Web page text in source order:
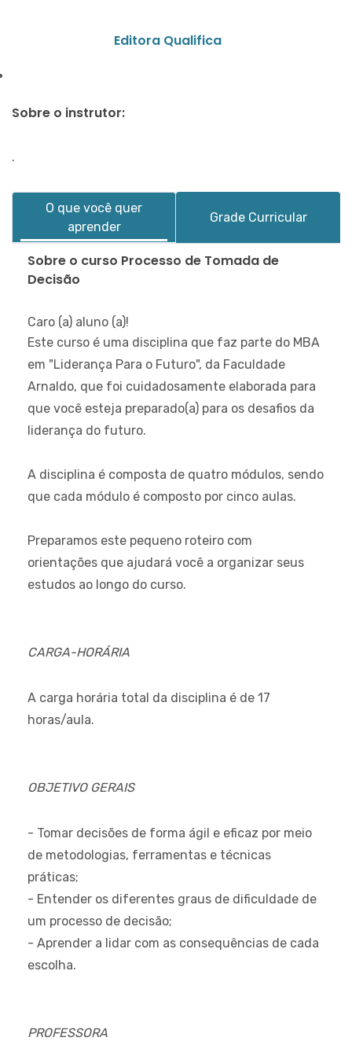
Editora Qualifica
Sobre o instrutor:
.
O que você quer
aprender
Grade Curricular
Sobre o curso Processo de Tomada de
Decisão
Caro (a) aluno (a)!
Este curso é uma disciplina que faz parte do MBA
em "Liderança Para o Futuro", da Faculdade
Arnaldo, que foi cuidadosamente elaborada para
que você esteja preparado(a) para os desafios da
liderança do futuro.
A disciplina é composta de quatro módulos, sendo
que cada módulo é composto por cinco aulas.
Preparamos este pequeno roteiro com
orientações que ajudará você a organizar seus
estudos ao longo do curso.
CARGA-HORÁRIA
A carga horária total da disciplina é de 17
horas/aula.
OBJETIVO GERAIS
- Tomar decisões de forma ágil e eficaz por meio
de metodologias, ferramentas e técnicas
práticas;
- Entender os diferentes graus de dificuldade de
um processo de decisão;
- Aprender a lidar com as consequências de cada
escolha.
PROFESSORA